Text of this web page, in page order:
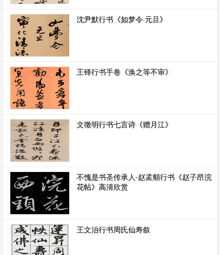
沈尹默行书《如梦令·元旦》
王铎行书手卷《涣之等不审》
文徵明行书七言诗《赠月江》
不愧是书圣传承人-赵孟頫行书《赵子昂浣
花帖》高清欣赏
王文治行书周氏仙寿叙